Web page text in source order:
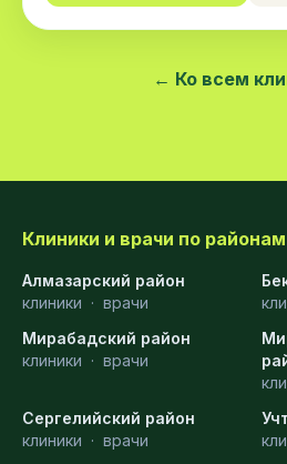
← Ко всем
Клиники и врачи по
Алмазарский район
клиники · врачи
Мирабадский район
клиники · врачи
Сергелийский район
клиники · врачи